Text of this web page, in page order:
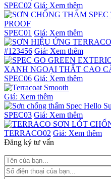
SPEC02 Giá: Xem thêm
SPEC01 Giá: Xem thêm
#123456 Giá: Xem thêm
SPEC06 Giá: Xem thêm
Giá: Xem thêm
SPEC03 Giá: Xem thêm
TERRACO02 Giá: Xem thêm
Đăng ký tư vấn